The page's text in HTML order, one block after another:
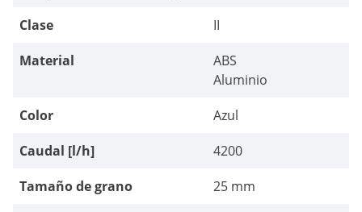
Clase
II
Material
ABS
Aluminio
Color
Azul
Caudal [l/h]
4200
Tamaño de grano
25 mm